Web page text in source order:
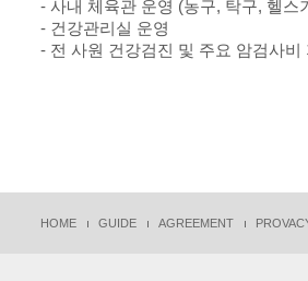
- 사내 체육관 운영 (농구, 탁구, 헬스
- 건강관리실 운영
- 전 사원 건강검진 및 주요 암검사비
HOME GUIDE AGREEMENT